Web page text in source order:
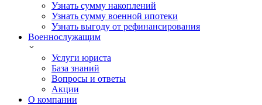
Узнать сумму накоплений
Узнать сумму военной ипотеки
Узнать выгоду от рефинансирования
Военнослужащим
Услуги юриста
База знаний
Вопросы и ответы
Акции
О компании